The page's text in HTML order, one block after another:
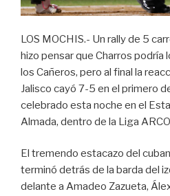
LOS MOCHIS.- Un rally de 5
hizo pensar que Charros podría
los Cañeros, pero al final la
Jalisco cayó 7-5 en el primero
celebrado esta noche en el
Almada, dentro de la Liga
El tremendo estacazo del
terminó detrás de la barda del
delante a Amadeo Zazueta,